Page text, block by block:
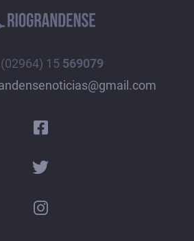
(02964) 15 569079